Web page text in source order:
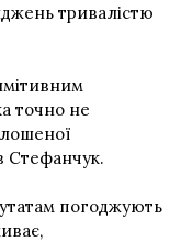
тривалістю
точно не
Стефанчук.
погоджують